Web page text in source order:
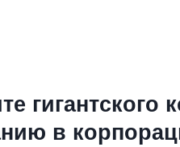
гигантского
в